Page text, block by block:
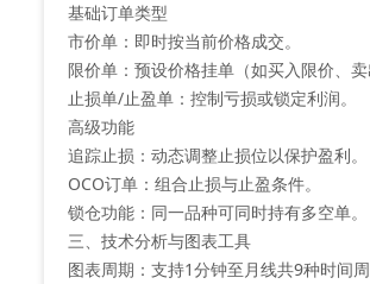
‌基础订单类型‌
市价单：即时按当前价格成交‌。
限价单：预设价格挂单（如买入限价、卖
止损单/止盈单：控制亏损或锁定利润‌。
‌高级功能‌
追踪止损：动态调整止损位以保护盈利‌。
OCO订单：组合止损与止盈条件‌。
锁仓功能：同一品种可同时持有多空单‌。
三、技术分析与图表工具
图表周期‌：支持1分钟至月线共9种时间周